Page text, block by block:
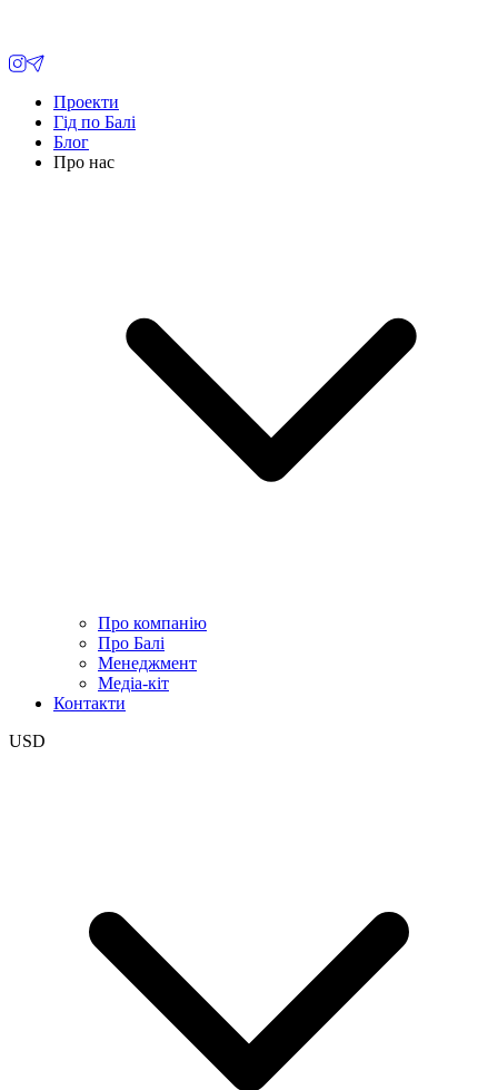
Проекти
Гід по Балі
Блог
Про нас
Про компанію
Про Балі
Менеджмент
Медіа-кіт
Контакти
USD